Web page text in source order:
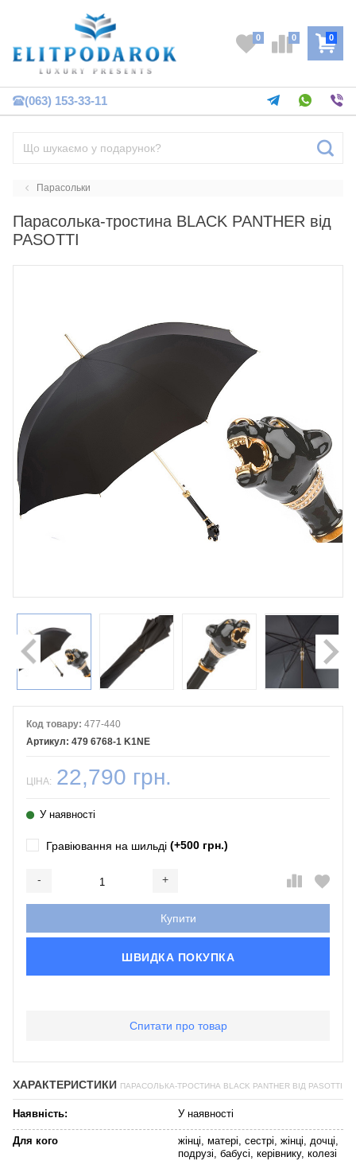
0
0 0
(063) 153-33-11
Парасольки
Парасолька-тростина BLACK PANTHER від
PASOTTI
Код товару: 477-440
479 6768-1 K1NE
ЦІНА: 22,790 грн.
У наявності
Гравіювання на шильді (+500 грн.)
- +
Купити
ШВИДКА ПОКУПКА
Спитати про товар
ХАРАКТЕРИСТИКИ ПАРАСОЛЬКА-ТРОСТИНА BLACK PANTHER ВІД PASOTTI
Наявність: У наявності
Для кого
жінці, матері, сестрі, жінці, дочці,
подрузі, бабусі, керівнику, колезі